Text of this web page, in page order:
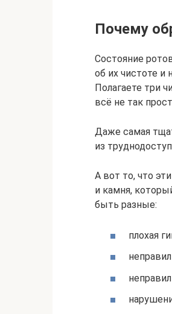
Почему
Состояние
об их чистоте и
Полагаете три
всё не так
Даже самая
из
А вот то, что
и камня,
быть разные:
плохая